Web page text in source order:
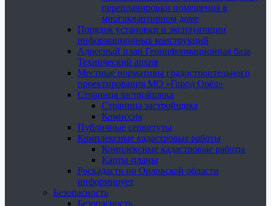
перепланировки помещения в
многоквартирном доме
Порядок установки и эксплуатации
информационных конструкций
Адресный план Геоинформационная база
Технический архив
Местные нормативы градостроительного
проектирования МО «Город Орёл»
Страница застройщика
Страница застройщика
Комиссия
Публичные сервитуты
Комплексные кадастровые работы
Комплексные кадастровые работы
Карты-планы
Роскадастр по Орловской области
информирует
Безопасность
Безопасность